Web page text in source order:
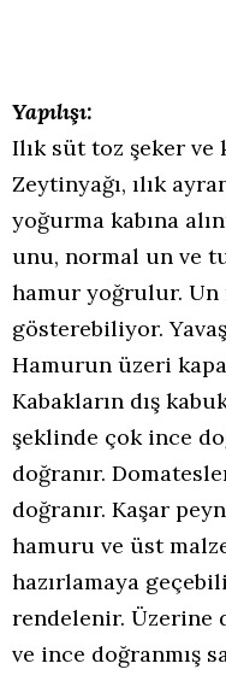
Yapılışı:
Ilık süt toz şeker ve
Zeytinyağı, ılık
yoğurma kabına
unu, normal un ve
hamur yoğrulur. Un
gösterebiliyor.
Hamurun üzeri
Kabakların dış
şeklinde çok ince
doğranır.
doğranır. Kaşar
hamuru ve üst
hazırlamaya
rendelenir. Üzerine
ve ince doğranmış